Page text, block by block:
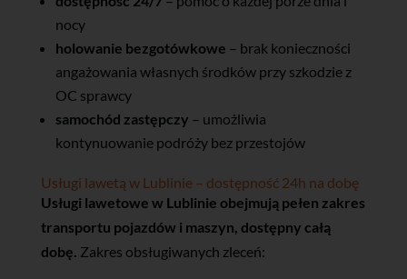
nocy
holowanie bezgotówkowe – brak konieczności
angażowania własnych środków przy szkodzie z
OC sprawcy
samochód zastępczy – umożliwia
kontynuowanie podróży bez przestojów
Usługi lawetą w Lublinie – dostępność 24h na dobę
Usługi lawetowe w Lublinie obejmują pełen zakres
transportu pojazdów i maszyn, dostępny całą
dobę. Zakres obsługiwanych zleceń: